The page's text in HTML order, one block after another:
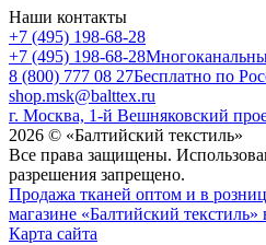
Наши контакты
+7 (495) 198-68-28
+7 (495) 198-68-28
8 (800) 777 08 27Бесплатно по
shop.msk@balttex.ru
г. Москва, 1-й Вешняковский
2026 © «Балтийский текстиль»
Все права защищены.
разрешения запрещено.
Продажа тканей оптом и в
магазине «Балтийский
Карта сайта